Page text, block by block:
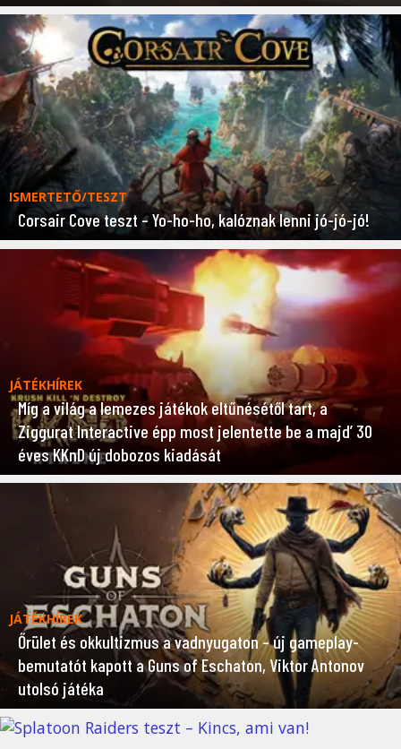
ISMERTETŐ/TESZT
Corsair Cove teszt – Yo-ho-ho, kalóznak lenni jó-jó-jó!
JÁTÉKHÍREK
Míg a világ a lemezes játékok eltűnésétől tart, a
Ziggurat Interactive épp most jelentette be a majd’ 30
éves KKnD új dobozos kiadását
JÁTÉKHÍREK
Őrület és okkultizmus a vadnyugaton – új gameplay-
bemutatót kapott a Guns of Eschaton, Viktor Antonov
utolsó játéka